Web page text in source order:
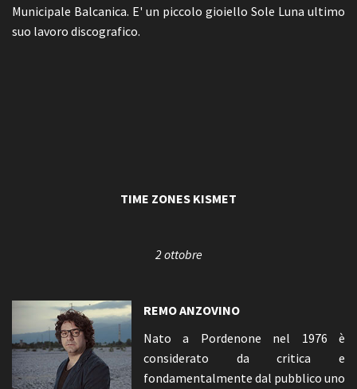
Municipale Balcanica. E' un piccolo gioiello Sole Luna ultimo
suo lavoro discografico.
TIME ZONES KISMET
2 ottobre
REMO ANZOVINO
Nato a Pordenone nel 1976 è
considerato da critica e
fondamentalmente dal pubblico uno